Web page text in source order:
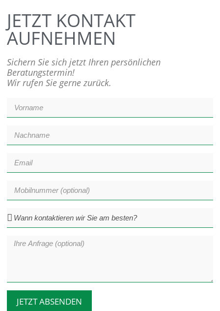
JETZT KONTAKT
AUFNEHMEN
Sichern Sie sich jetzt Ihren persönlichen
Beratungstermin!
Wir rufen Sie gerne zurück.
JETZT ABSENDEN